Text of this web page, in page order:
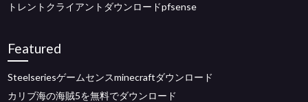
トレントクライアントダウンロードpfsense
Featured
Steelseriesゲームセンスminecraftダウンロード
カリブ海の海賊5を無料でダウンロード